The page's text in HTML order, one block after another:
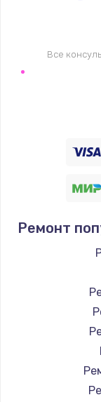
Все
Ремонт